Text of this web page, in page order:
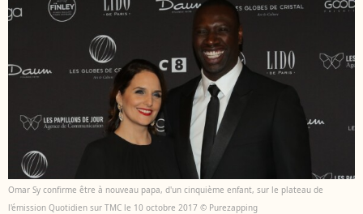
Omar Sy confirme être à nouveau papa, d'un cinquième enfant, sur le plateau de
l'émission Quotidien sur TMC le 10 octobre 2017 © Purezapping